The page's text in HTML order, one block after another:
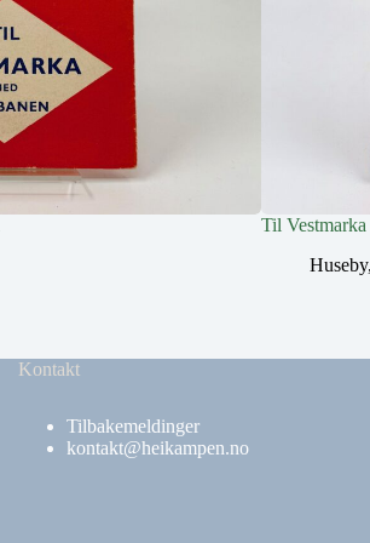
Til Vestmarka
Kontakt
Tilbakemeldinger
kontakt@heikampen.no